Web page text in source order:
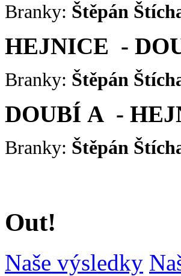
Branky: Štěpán
HEJNICE -
Branky: Štěpán
DOUBÍ A -
Branky: Štěpán
Out!
Naše výsledky